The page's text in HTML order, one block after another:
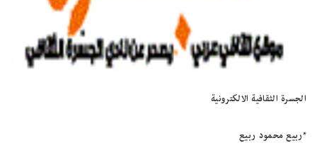
الجسرة الثقافية الالكترونية
*ربيع محمود ربيع